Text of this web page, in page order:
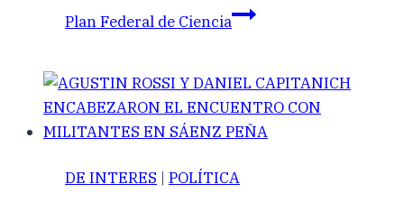
Plan Federal de Ciencia
DE INTERES | POLÍTICA